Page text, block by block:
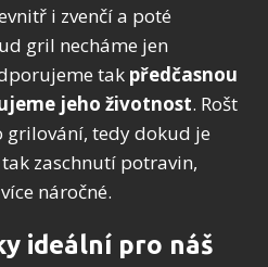
i zvenčí a poté
gril necháme jen
tak předčasnou
jeho životnost. Rošt
tedy dokud je
zaschnutí potravin,
náročné.
ideální pro náš